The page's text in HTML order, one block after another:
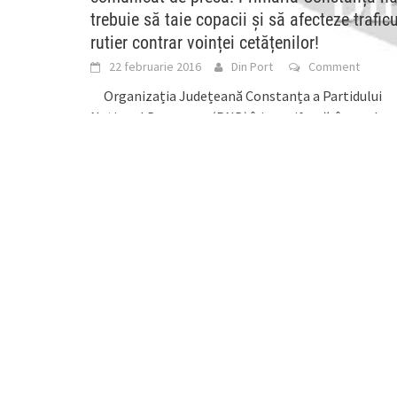
trebuie să taie copacii și să afecteze
rutier contrar voinței cetățenilor!
22 februarie 2016 Din Port Comment
Organizația Județeană Constanța a Partidului
Național Democrat (PND) își manifestă, în mod